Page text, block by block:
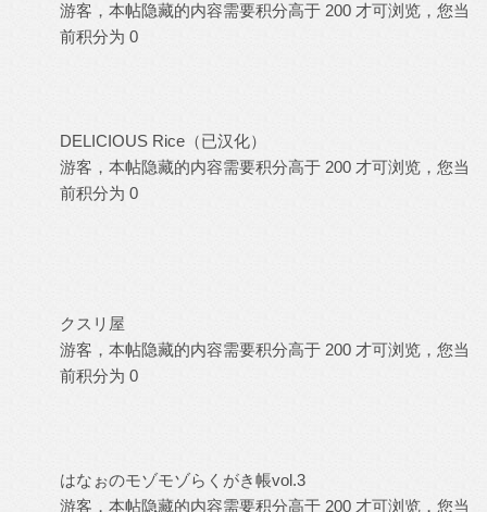
游客，本帖隐藏的内容需要积分高于 200 才可浏览，您当
前积分为 0
DELICIOUS Rice（已汉化）
游客，本帖隐藏的内容需要积分高于 200 才可浏览，您当
前积分为 0
クスリ屋
游客，本帖隐藏的内容需要积分高于 200 才可浏览，您当
前积分为 0
はなぉのモゾモゾらくがき帳vol.3
游客，本帖隐藏的内容需要积分高于 200 才可浏览，您当